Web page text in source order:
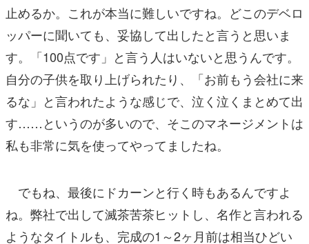
止めるか。これが本当に難しいですね。どこのデベロ
ッパーに聞いても、妥協して出したと言うと思いま
す。「100点です」と言う人はいないと思うんです。
自分の子供を取り上げられたり、「お前もう会社に来
るな」と言われたような感じで、泣く泣くまとめて出
す……というのが多いので、そこのマネージメントは
私も非常に気を使ってやってましたね。
でもね、最後にドカーンと行く時もあるんですよ
ね。弊社で出して滅茶苦茶ヒットし、名作と言われる
ようなタイトルも、完成の1～2ヶ月前は相当ひどい